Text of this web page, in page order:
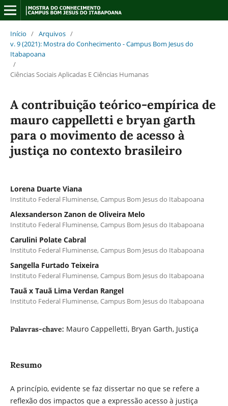
Início / Arquivos /
v. 9 (2021): Mostra do Conhecimento - Campus Bom Jesus do
Itabapoana
/
Ciências Sociais Aplicadas E Ciências Humanas
A contribuição teórico-empírica de
mauro cappelletti e bryan garth
para o movimento de acesso à
justiça no contexto brasileiro
Lorena Duarte Viana
Instituto Federal Fluminense, Campus Bom Jesus do Itabapoana
Alexsanderson Zanon de Oliveira Melo
Instituto Federal Fluminense, Campus Bom Jesus do Itabapoana
Carulini Polate Cabral
Instituto Federal Fluminense, Campus Bom Jesus do Itabapoana
Sangella Furtado Teixeira
Instituto Federal Fluminense, Campus Bom Jesus do Itabapoana
Tauã x Tauã Lima Verdan Rangel
Instituto Federal Fluminense, Campus Bom Jesus do Itabapoana
Palavras-chave: Mauro Cappelletti, Bryan Garth, Justiça
Resumo
A princípio, evidente se faz dissertar no que se refere a
reflexão dos impactos que a expressão acesso à justiça